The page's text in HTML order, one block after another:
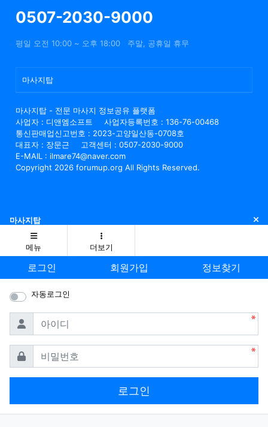
0507-2030-9000
평일 오전 10:00 ~ 오후 18:00 주말, 공휴일 휴무
마사지탑
마사지탑 - 전문 마사지 정보공유 플랫폼
사업자 : 디앤엠소프트
사업자등록번호 : 136-76-00468
통신판매업신고번호 : 2023-고양일산동-0708호
대표자 : 장문근
고객센터 : 0507-2030-9000
E-MAIL : ilmare74@naver.com
Copyright 2026 forumup.org All Rights Reserved.
마사지탑 닫
메뉴 더보기
로그인 회원가입 정보찾기
자동로그인
아이디
비밀번호
로그인